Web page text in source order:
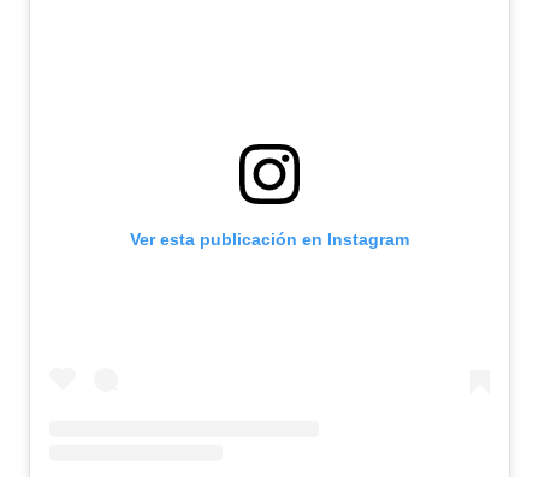
Ver esta publicación en Instagram